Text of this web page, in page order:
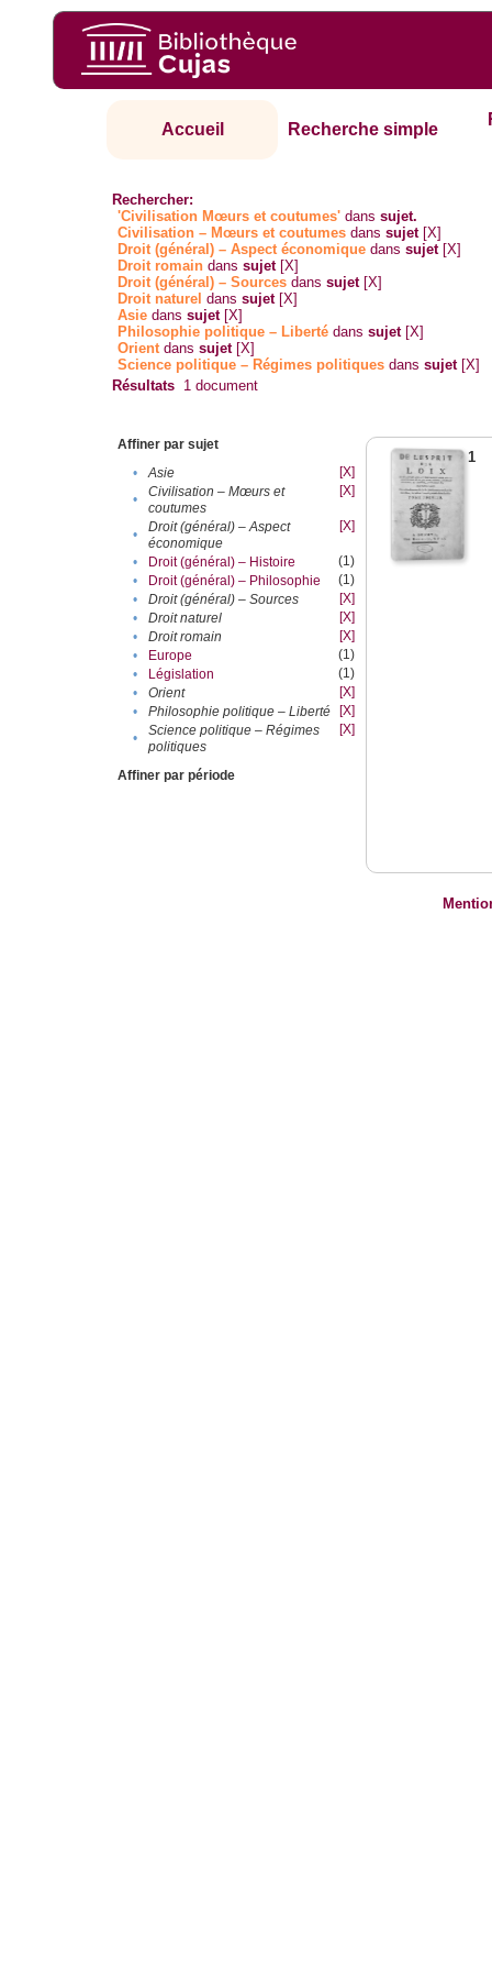
Accueil Recherche simple
Rechercher:
'Civilisation Mœurs et coutumes' danssujet.
Civilisation – Mœurs et coutumes danssujet [X]
Droit (général) – Aspect économique danssujet [X]
Droit romain danssujet [X]
Droit (général) – Sources danssujet [X]
Droit naturel danssujet [X]
Asie danssujet [X]
Philosophie politique – Liberté danssujet [X]
Orientdanssujet [X]
Science politique – Régimes politiques danssujet [X]
Résultats 1 document
Affiner par sujet
•
Asie
[X]
•
Civilisation – Mœurs et
coutumes
[X]
•
Droit (général) – Aspect
économique
[X]
• Droit (général) – Histoire
(1)
•
Droit (général) – Philosophie
(1)
•
Droit (général) – Sources
[X]
•
Droit naturel
[X]
•
Droit romain
[X]
•
Europe
(1)
•
Législation
(1)
•
Orient
[X]
•
Philosophie politique – Liberté
[X]
•
Science politique – Régimes
politiques
[X]
Affiner par période
1